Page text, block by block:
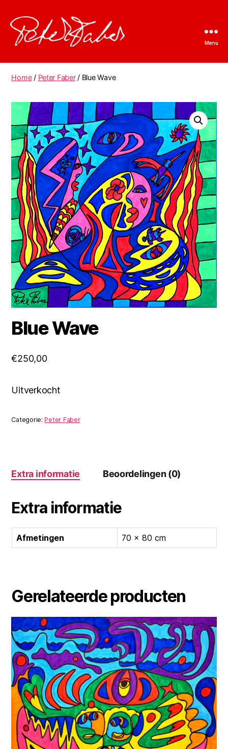
Faber
Menu
Home/ Peter Faber/ Blue Wave
Blue Wave
€250,00
Uitverkocht
Categorie:Peter Faber
Extra informatie Beoordelingen (0)
Extra informatie
Afmetingen 70 × 80 cm
Gerelateerde producten